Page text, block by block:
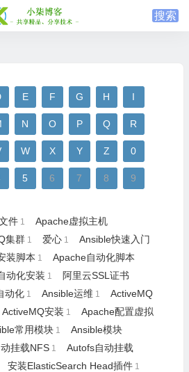
E F G H I
N O P Q R
W X Y Z 0
5 6 7 8 9
件 1 Apache虚拟主机
集群 1 爱心 1 Ansible快速入门
装脚本 1 Apache自动化脚本
动化安装 1 阿里云SSL证书
动化 1 Ansible运维 1
ActiveMQ
ActiveMQ安装 1
Apache配置虚拟
常用模块 1 Ansible模块
挂载NFS 1 Autofs自动挂载
安装ElasticSearch Head插件 1